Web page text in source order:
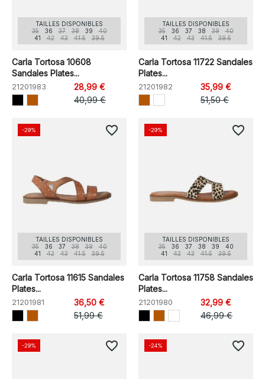
TAILLES DISPONIBLES
35
36 37 38 39
40
41
42 43 41.5 39.5
Carla Tortosa 10608
Sandales Plates...
21201983
28,99 €
40,99 €
TAILLES DISPONIBLES
35
36 37 38 39
40
41
42 43 41.5 39.5
Carla Tortosa 11722 Sandales
Plates...
21201982
35,99 €
51,50 €
TAILLES DISPONIBLES
35
36 37 38 39
40
41
42 43 41.5 39.5
Carla Tortosa 11615 Sandales
Plates...
21201981
36,50 €
51,99 €
-29% favorite_border
TAILLES DISPONIBLES
35
36 37 38 39
40
41
42 43 41.5 39.5
Carla Tortosa 11758 Sandales
Plates...
21201980
32,99 €
46,99 €
-29% favorite_border
-29% favorite_border -24% favorite_border